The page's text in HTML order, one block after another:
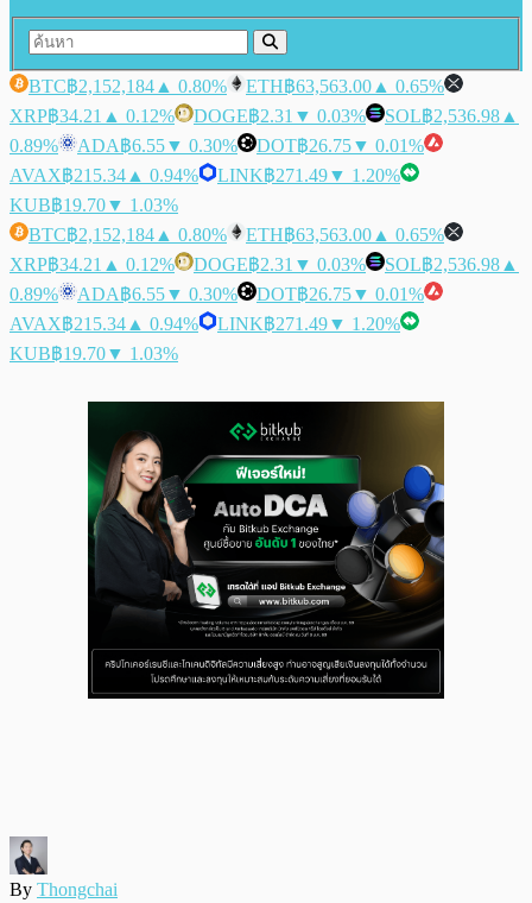
BTC฿2,152,184 ▲ 0.80% ETH฿63,563.00 ▲ 0.65%
XRP฿34.21 ▲ 0.12% DOGE฿2.31 ▼ 0.03% SOL฿2,536.98 ▲
0.89%
ADA฿6.55▼ 0.30% DOT฿26.75▼ 0.01%
AVAX฿215.34 ▲ 0.94% LINK฿271.49▼ 1.20%
KUB฿19.70▼ 1.03%
BTC฿2,152,184 ▲ 0.80% ETH฿63,563.00 ▲ 0.65%
XRP฿34.21 ▲ 0.12% DOGE฿2.31 ▼ 0.03% SOL฿2,536.98 ▲
0.89%
ADA฿6.55▼ 0.30% DOT฿26.75▼ 0.01%
AVAX฿215.34 ▲ 0.94% LINK฿271.49▼ 1.20%
KUB฿19.70▼ 1.03%
By Thongchai